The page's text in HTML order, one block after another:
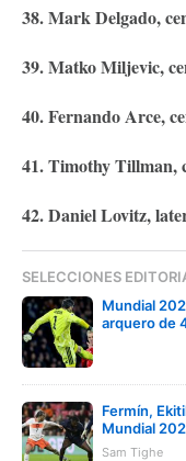
38. Mark Delgado,
39. Matko Miljevic,
40. Fernando Arce,
41. Timothy Tillman,
42. Daniel Lovitz,
SELECCIONES
Mundial
arquero de
Fermín,
Mundial
Sam Tighe